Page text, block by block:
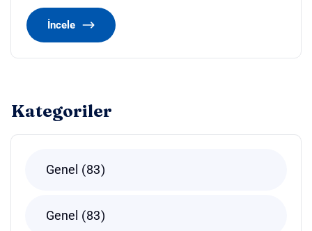
İncele
Kategoriler
Genel 83
Genel 83